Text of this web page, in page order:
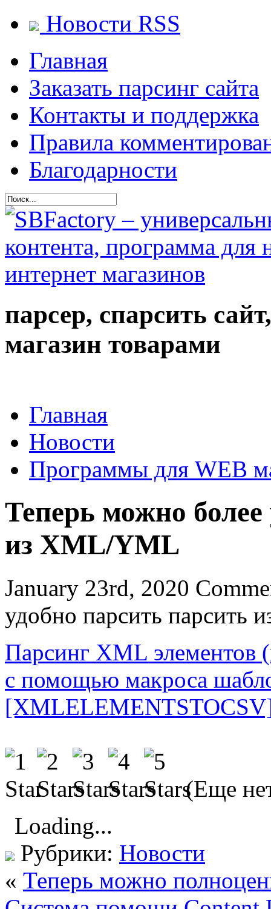
Новости RSS
Главная
Заказать парсинг сайта
Контакты и поддержка
Правила
Благодарности
парсер, спарсить
магазин товарами
Главная
Новости
Программы для WEB
Теперь можно
из XML/YML
January 23rd, 2020
удобно парсить парсить
Парсинг XML элементов
с помощью макроса
(Еще
Loading...
Рубрики: Новости
« Теперь можно